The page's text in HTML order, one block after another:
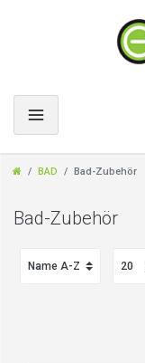
BAD Bad-Zubehör
Bad-Zubehör